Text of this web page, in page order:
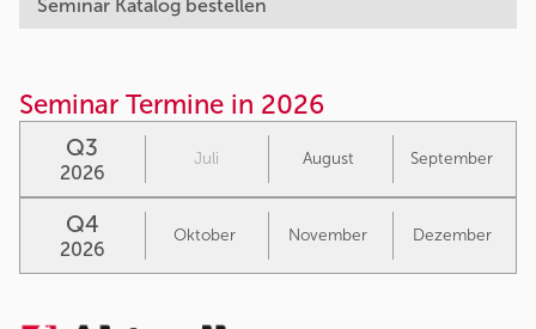
Seminar Katalog bestellen
Seminar Termine in 2026
Q3
2026
Juli August September
Q4
2026
Oktober November Dezember